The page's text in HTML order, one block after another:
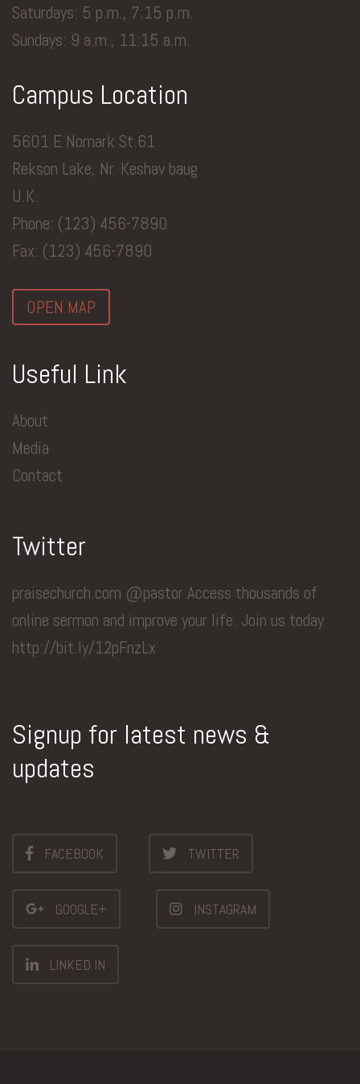
Saturdays: 5 p.m., 7:15 p.m.
Sundays: 9 a.m., 11:15 a.m.
Campus Location
5601 E Nomark St.61
Rekson Lake, Nr. Keshav baug
U.K.
Phone: (123) 456-7890
Fax: (123) 456-7890
OPEN MAP
Useful Link
About
Media
Contact
Twitter
praisechurch.com @pastor Access thousands of
online sermon and improve your life. Join us today
http://bit.ly/12pFnzLx
Signup for latest news &
updates
FACEBOOK TWITTER
GOOGLE+ INSTAGRAM
LINKED IN